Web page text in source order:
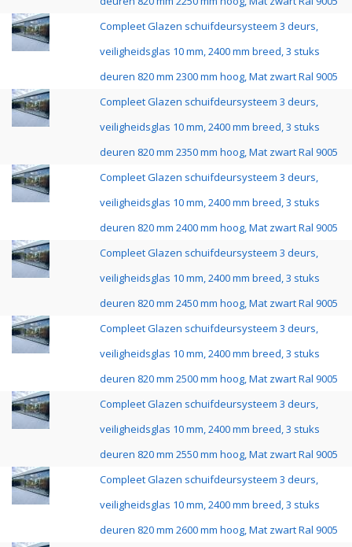
Compleet Glazen schuifdeursysteem 3 deurs,
veiligheidsglas 10 mm, 2400 mm breed, 3 stuks
deuren 820 mm 2300 mm hoog, Mat zwart Ral 9005
Compleet Glazen schuifdeursysteem 3 deurs,
veiligheidsglas 10 mm, 2400 mm breed, 3 stuks
deuren 820 mm 2350 mm hoog, Mat zwart Ral 9005
Compleet Glazen schuifdeursysteem 3 deurs,
veiligheidsglas 10 mm, 2400 mm breed, 3 stuks
deuren 820 mm 2400 mm hoog, Mat zwart Ral 9005
Compleet Glazen schuifdeursysteem 3 deurs,
veiligheidsglas 10 mm, 2400 mm breed, 3 stuks
deuren 820 mm 2450 mm hoog, Mat zwart Ral 9005
Compleet Glazen schuifdeursysteem 3 deurs,
veiligheidsglas 10 mm, 2400 mm breed, 3 stuks
deuren 820 mm 2500 mm hoog, Mat zwart Ral 9005
Compleet Glazen schuifdeursysteem 3 deurs,
veiligheidsglas 10 mm, 2400 mm breed, 3 stuks
deuren 820 mm 2550 mm hoog, Mat zwart Ral 9005
Compleet Glazen schuifdeursysteem 3 deurs,
veiligheidsglas 10 mm, 2400 mm breed, 3 stuks
deuren 820 mm 2600 mm hoog, Mat zwart Ral 9005